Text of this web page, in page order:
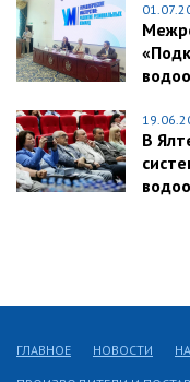
В
ГЛАВНОЕ НОВОСТИ